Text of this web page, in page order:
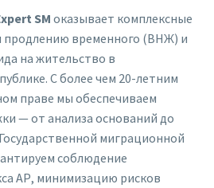
SM оказывает комплексные
продлению временного (ВНЖ) и
на жительство в
С более чем 20-летним
праве мы обеспечиваем
— от анализа оснований до
миграционной
соблюдение
АР, минимизацию рисков